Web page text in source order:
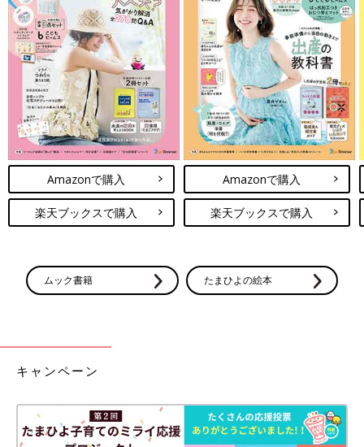
Amazonで購入
楽天ブックスで購入
Amazonで購入
楽天ブックスで購入
ムック書籍 たまひよの絵本
キャンペーン